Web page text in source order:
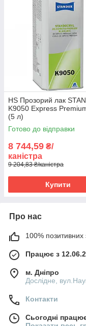
HS Прозорий лак
K9050 Express
(5 л)
Готово до відправки
8 744,59 ₴/
каністра
9 204,83 ₴/каністра
Купити
Про нас
100% позитивних
Працює з
м. Дніпро
Дослідне,
Контакти
Сьогодні